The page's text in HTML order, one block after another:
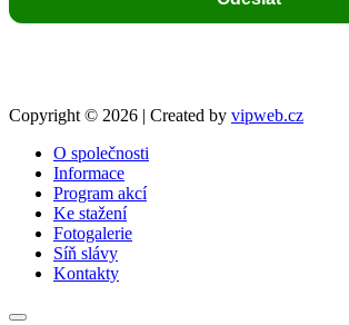
Copyright © 2026 | Created by vipweb.cz
O společnosti
Informace
Program akcí
Ke stažení
Fotogalerie
Síň slávy
Kontakty